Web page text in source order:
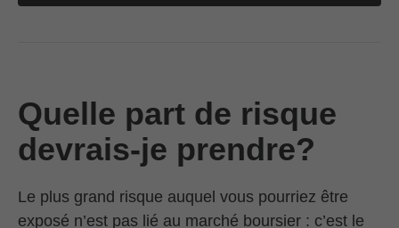
Quelle part de risque
devrais-je prendre?
Le plus grand risque auquel vous pourriez être
exposé n’est pas lié au marché boursier : c’est le